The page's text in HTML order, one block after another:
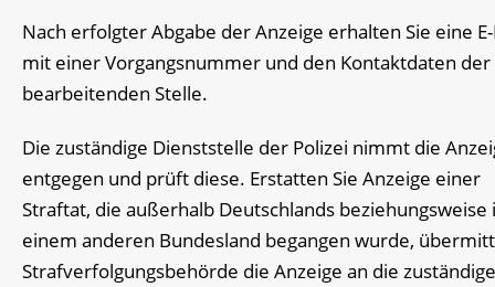
Nach erfolgter Abgabe der Anzeige erhalten Sie eine
mit einer Vorgangsnummer und den Kontaktdaten der
bearbeitenden Stelle.
Die zuständige Dienststelle der Polizei nimmt die
entgegen und prüft diese. Erstatten Sie Anzeige einer
Straftat, die außerhalb Deutschlands beziehungsweise
einem anderen Bundesland begangen wurde,
Strafverfolgungsbehörde die Anzeige an die zuständige